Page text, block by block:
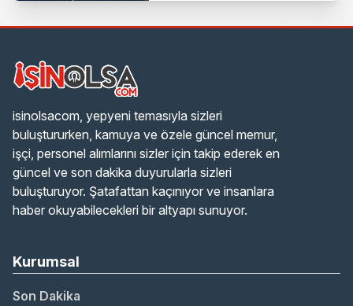
isinolsacom, yepyeni temasıyla sizleri
buluştururken, kamuya ve özele güncel memur,
işçi, personel alımlarını sizler için takip ederek en
güncel ve son dakika duyurularla sizleri
buluşturuyor. Şatafattan kaçınıyor ve insanlara
haber okuyabilecekleri bir altyapı sunuyor.
Kurumsal
Son Dakika